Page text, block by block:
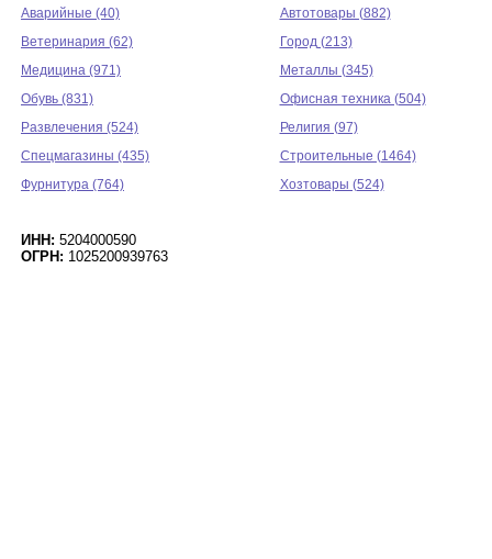
Аварийные (40)
Автотовары (882)
Ветеринария (62)
Город (213)
Медицина (971)
Металлы (345)
Обувь (831)
Офисная техника (504)
Развлечения (524)
Религия (97)
Спецмагазины (435)
Строительные (1464)
Фурнитура (764)
Хозтовары (524)
ИНН: 5204000590
ОГРН: 1025200939763